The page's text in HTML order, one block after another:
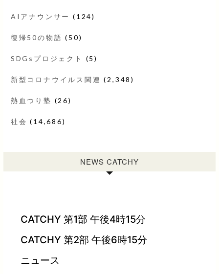
AIアナウンサー (124)
復帰50の物語 (50)
SDGsプロジェクト (5)
新型コロナウイルス関連 (2,348)
熱血つり塾 (26)
社会 (14,686)
NEWS CATCHY
CATCHY 第1部 午後4時15分
CATCHY 第2部 午後6時15分
ニュース